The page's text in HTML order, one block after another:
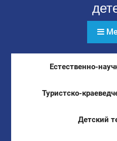
Естественно-
Туристско-
Детский